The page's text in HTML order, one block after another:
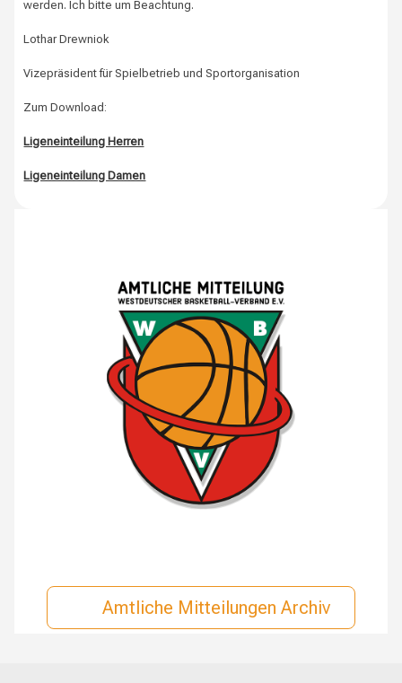
werden. Ich bitte um Beachtung.
Lothar Drewniok
Vizepräsident für Spielbetrieb und Sportorganisation
Zum Download:
Ligeneinteilung Herren
Ligeneinteilung Damen
Amtliche Mitteilungen Archiv